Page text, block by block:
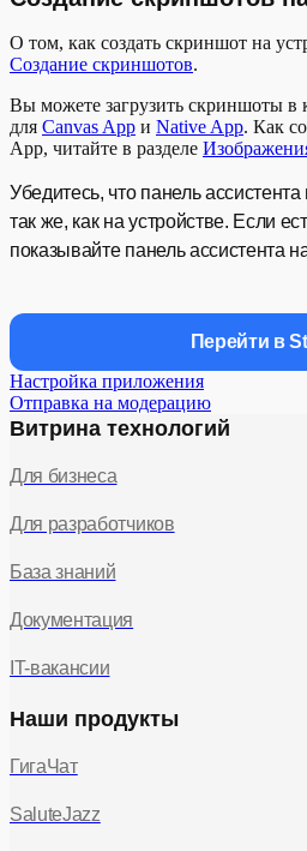
О том, как создать скриншот на
Создание скриншотов.
Вы можете загрузить скриншоты в
для Canvas App и Native App. Как
App, читайте в разделе
Убедитесь, что панель
так же, как на устройстве. Если
показывайте панель ассистента
Перейти в
Настройка приложения
Отправка на модерацию
Витрина технологий
Для бизнеса
Для разработчиков
База знаний
Документация
IT-вакансии
Наши продукты
ГигаЧат
SaluteJazz